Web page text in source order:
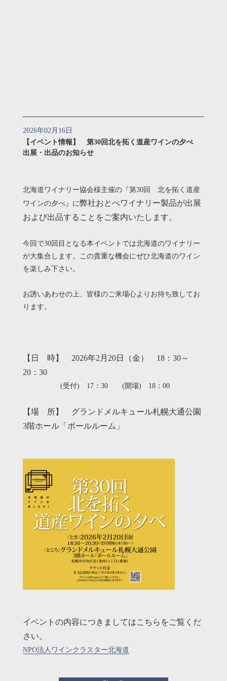
2026年02月16日
【イベント情報】 第30回北を拓く道産ワインの夕べ
出展・出品のお知らせ
北海道ワイナリー協会様主催の『第30回 北を拓く道産
ワインの夕べ』に弊社おとべワイナリー製品が出展
および出品することをご案内いたします。
今回で30回目となる本イベントでは北海道のワイナリー
が大集合します。この貴重な機会にぜひ北海道のワイン
を楽しみ下さい。
お誘いあわせの上、皆様のご来場心よりお待ち致してお
ります。
【日 時】 2026年2月20日（金） 18：30～
20：30
(受付) 17：30 (開場) 18：00
【場 所】 グランドメルキュール札幌大通公園
3階ホール「ボールルーム」
イベントの内容につきましてはこちらをご覧くだ
さい。
NPO法人ワインクラスター北海道